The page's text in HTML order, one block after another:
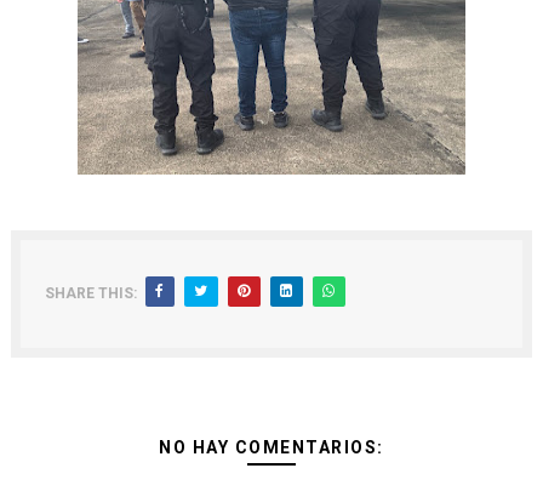
SHARE THIS:
NO HAY COMENTARIOS: